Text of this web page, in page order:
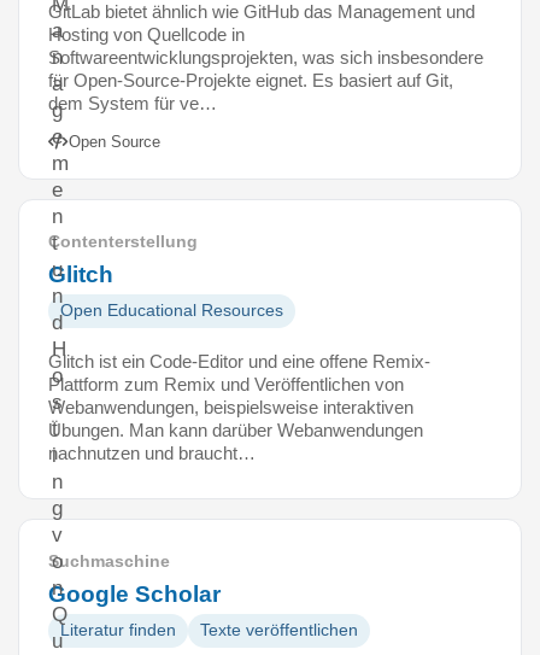
a
n
a
g
e
m
e
n
t
u
n
d
H
o
s
t
i
n
g
v
o
n
Q
u
GitLab bietet ähnlich wie GitHub das Management und
Hosting von Quellcode in
Softwareentwicklungsprojekten, was sich insbesondere
für Open-Source-Projekte eignet. Es basiert auf Git,
dem System für ve…
Open Source
Contenterstellung
Glitch
Open Educational Resources
Glitch ist ein Code-Editor und eine offene Remix-
Plattform zum Remix und Veröffentlichen von
Webanwendungen, beispielsweise interaktiven
Übungen. Man kann darüber Webanwendungen
nachnutzen und braucht…
Suchmaschine
Google Scholar
Literatur finden Texte veröffentlichen